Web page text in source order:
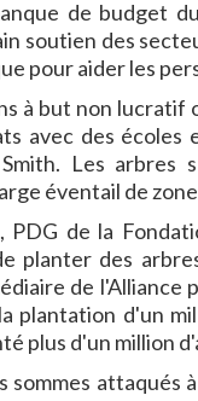
de budget
soutien des
pour aider les
à but non lucratif
avec des
Les arbres
éventail de
PDG de la
planter des
de l'Alliance
plantation d'un
plus d'un million
sommes